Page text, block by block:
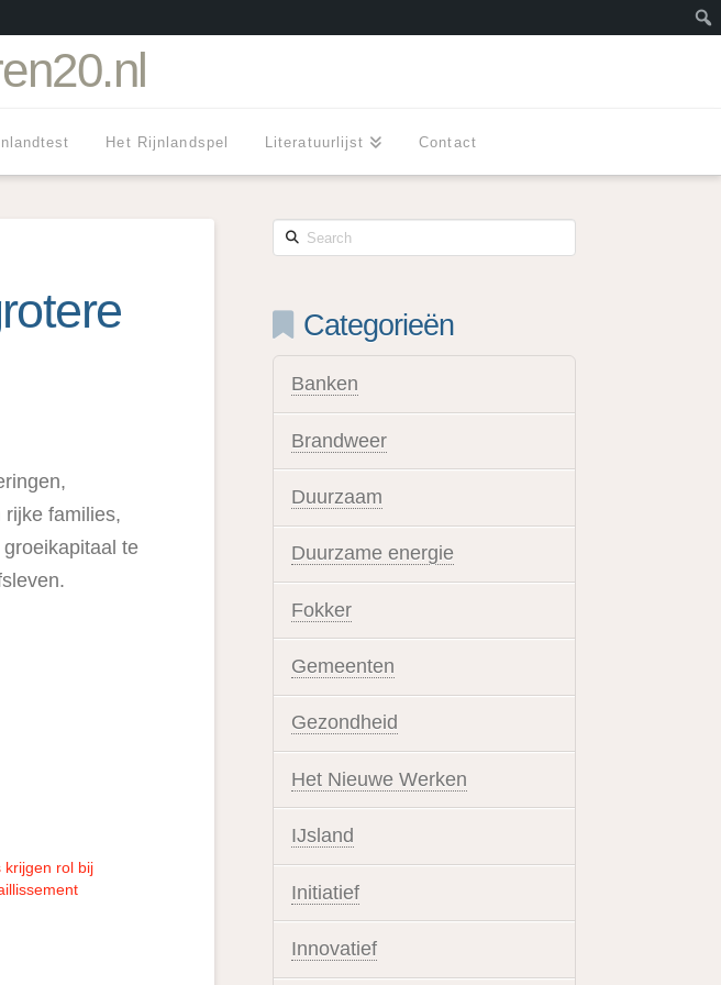
Het Rijnlandspel Literatuurlijst Contact
families,
te
krijgen rol bij
Search
Categorieën
Banken
Brandweer
Duurzaam
Duurzame energie
Fokker
Gemeenten
Gezondheid
Het Nieuwe Werken
IJsland
Initiatief
Innovatief